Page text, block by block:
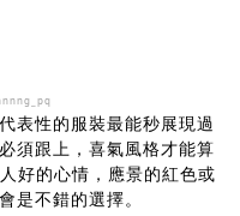
表性的服裝最能秒展現過
須跟上，喜氣風格才能算
好的心情，應景的紅色或
是不錯的選擇。